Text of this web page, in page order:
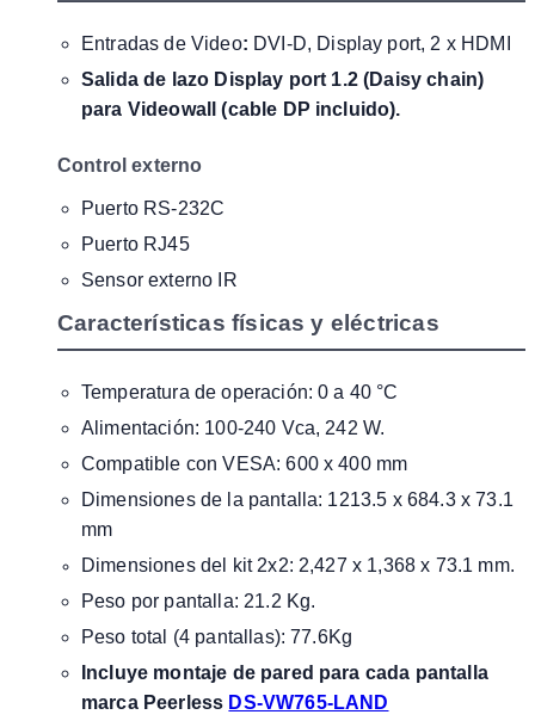
Entradas de Video: DVI-D, Display port, 2 x HDMI
Salida de lazo Display port 1.2 (Daisy chain)
para Videowall (cable DP incluido).
Control externo
Puerto RS-232C
Puerto RJ45
Sensor externo IR
Características físicas y eléctricas
Temperatura de operación: 0 a 40 °C
Alimentación: 100-240 Vca, 242 W.
Compatible con VESA: 600 x 400 mm
Dimensiones de la pantalla: 1213.5 x 684.3 x 73.1
mm
Dimensiones del kit 2x2: 2,427 x 1,368 x 73.1 mm.
Peso por pantalla: 21.2 Kg.
Peso total (4 pantallas): 77.6Kg
Incluye montaje de pared para cada pantalla
marca Peerless DS-VW765-LAND